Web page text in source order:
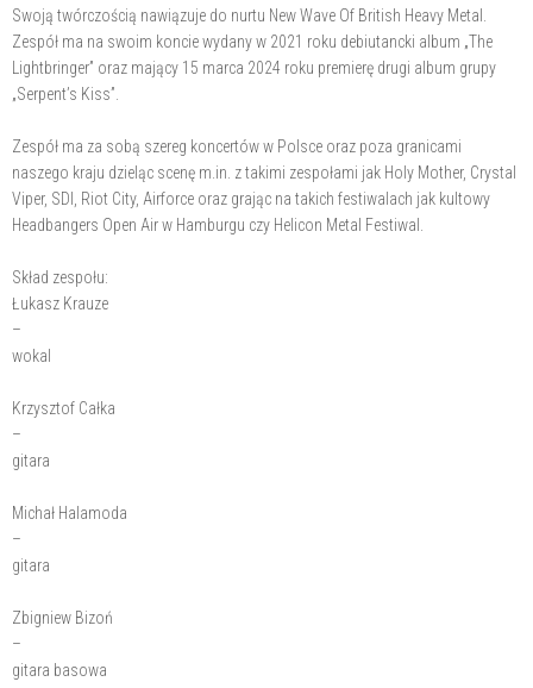
Swoją twórczością nawiązuje do nurtu New Wave Of British Heavy Metal.
Zespół ma na swoim koncie wydany w 2021 roku debiutancki album „The
Lightbringer” oraz mający 15 marca 2024 roku premierę drugi album grupy
„Serpent’s Kiss”.
Zespół ma za sobą szereg koncertów w Polsce oraz poza granicami
naszego kraju dzieląc scenę m.in. z takimi zespołami jak Holy Mother, Crystal
Viper, SDI, Riot City, Airforce oraz grając na takich festiwalach jak kultowy
Headbangers Open Air w Hamburgu czy Helicon Metal Festiwal.
Skład zespołu:
Łukasz Krauze
–
wokal
Krzysztof Całka
–
gitara
Michał Halamoda
–
gitara
Zbigniew Bizoń
–
gitara basowa